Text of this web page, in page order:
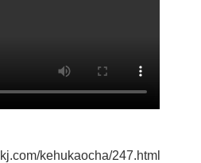
kehukaocha/247.html